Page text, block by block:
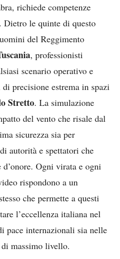
richiede competenze
Dietro le quinte di questo
del Reggimento
, professionisti
scenario operativo e
precisione estrema in spazi
Stretto. La simulazione
del vento che risale dal
sicurezza sia per
autorità e spettatori che
Ogni virata e ogni
rispondono a un
che permette a questi
l’eccellenza italiana nel
pace internazionali sia nelle
massimo livello.